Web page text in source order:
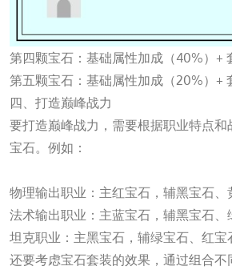
第四颗宝石：基础属性加成（40%）+
第五颗宝石：基础属性加成（20%）+
四、打造巅峰战力
要打造巅峰战力，需要根据职业特点
宝石。例如：
物理输出职业：主红宝石，辅黑宝石、
法术输出职业：主蓝宝石，辅黑宝石、
坦克职业：主黑宝石，辅绿宝石、红宝
还要考虑宝石套装的效果，通过组合不